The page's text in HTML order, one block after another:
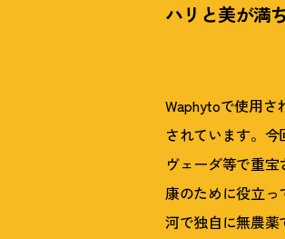
ハリと美が満
Waphytoで使用さ
されています。
ヴェーダ等で重
康のために役立
河で独自に無農薬